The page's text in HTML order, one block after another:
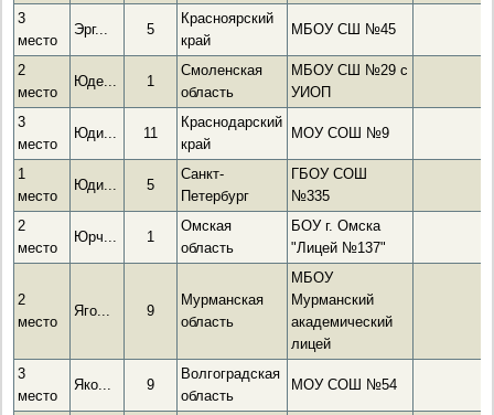
3
место
Эрг... 5
Красноярский
край
МБОУ СШ №45
2
место
Юде... 1
Смоленская
область
МБОУ СШ №29 с
УИОП
3
место
Юди... 11
Краснодарский
край
МОУ СОШ №9
1
место
Юди... 5
Санкт-
Петербург
ГБОУ СОШ
№335
2
место
Юрч... 1
Омская
область
БОУ г. Омска
"Лицей №137"
2
место
Яго... 9
Мурманская
область
МБОУ
Мурманский
академический
лицей
3
место
Яко... 9
Волгоградская
область
МОУ СОШ №54